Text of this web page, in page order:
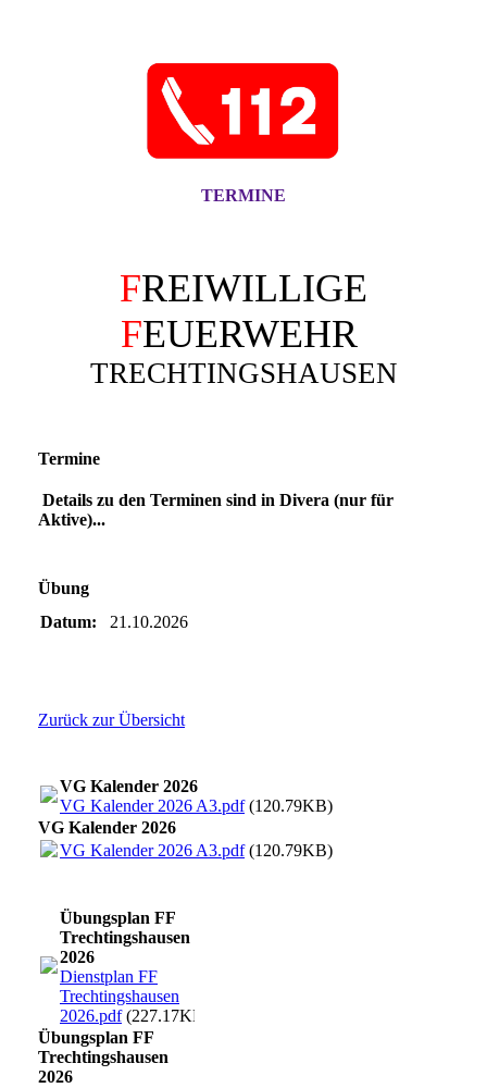
TERMINE
FREIWILLIGE
FEUERWEHR
TRECHTINGSHAUSEN
Termine
Details zu den Terminen sind in Divera (nur für
Aktive)...
Übung
Datum:
21.10.2026
Zurück zur Übersicht
VG Kalender 2026
VG Kalender 2026 A3.pdf(120.79KB)
VG Kalender 2026
VG Kalender 2026 A3.pdf(120.79KB)
Übungsplan FF
Trechtingshausen
2026
Dienstplan FF
Trechtingshausen
2026.pdf(227.17KB)
Übungsplan FF
Trechtingshausen
2026